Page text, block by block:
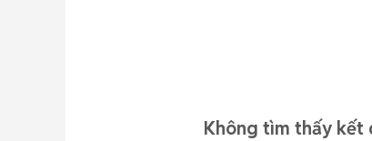
Không tìm thấy kết